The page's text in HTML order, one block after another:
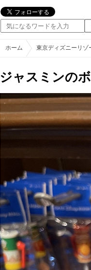
ホーム 東京ディズニーリゾ
ジャスミンの